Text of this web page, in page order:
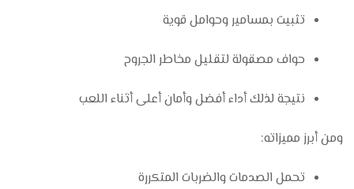
تثبيت بمسامير وحوامل قوية
حواف مصقولة لتقليل مخاطر الجروح
نتيجة لذلك أداء أفضل وأمان أعلى أثناء اللعب
ومن أبرز مميزاته:
تحمل الصدمات والضربات المتكررة